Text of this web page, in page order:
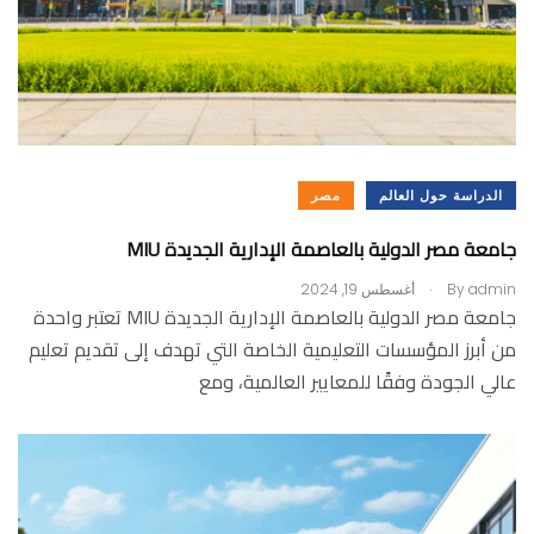
الدراسة حول العالم مصر
جامعة مصر الدولية بالعاصمة الإدارية الجديدة MIU
By admin
. أغسطس 19, 2024
جامعة مصر الدولية بالعاصمة الإدارية الجديدة MIU تعتبر واحدة
من أبرز المؤسسات التعليمية الخاصة التي تهدف إلى تقديم تعليم
عالي الجودة وفقًا للمعايير العالمية، ومع